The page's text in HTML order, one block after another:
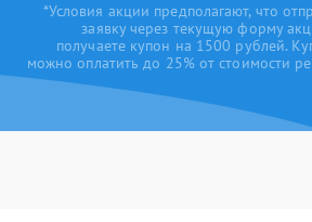
*Условия акции предполагают, что
заявку через текущую форму
получаете купон на 1500 рублей.
можно оплатить до 25% от стоимости